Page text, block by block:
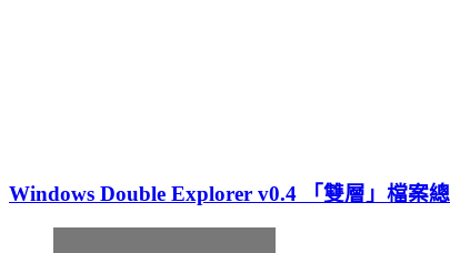
Windows Double Explorer v0.4 「雙層」檔案總